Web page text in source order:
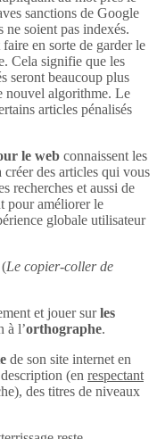
sanctions de Google
soient pas indexés.
en sorte de garder le
Cela signifie que les
seront beaucoup plus
nouvel algorithme. Le
articles pénalisés
le web connaissent les
des articles qui vous
recherches et aussi de
pour améliorer le
globale utilisateur
Le copier-coller de
et jouer surles
à l’orthographe.
de son site internet en
(en respectant
des titres de niveaux